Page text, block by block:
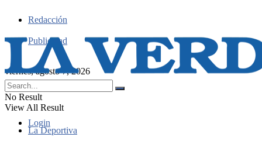
Redacción
Publicidad
viernes, agosto 7, 2026
Login
No Result
View All Result
La Deportiva